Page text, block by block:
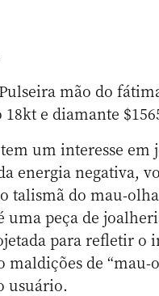
mão do
18kt e diamante
um interesse em
energia negativa,
talismã do mau-
uma peça de
para refletir o
maldições de “mau-
usuário.